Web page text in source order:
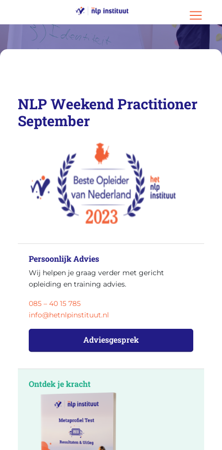
Menu
NLP Weekend Practitioner
September
Persoonlijk Advies
Wij helpen je graag verder met gericht
opleiding en training advies.
085 – 40 15 785
info@hetnlpinstituut.nl
Adviesgesprek
Ontdek je kracht